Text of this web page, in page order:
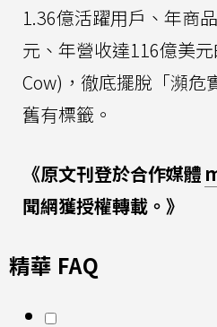
1.36億活躍用戶、年商
元、年營收達116億美
Cow)，徹底擺脫「瀕危
舊有標籤。
《原文刊登於合作媒體
聞網獲授權轉載。》
精華 FAQ